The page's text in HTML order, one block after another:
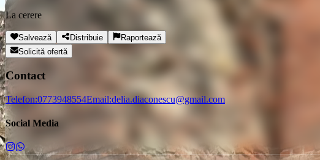
La cerere
Salvează Distribuie
Raportează
Solicită ofertă
Contact
Telefon:0773948554Email:delia.diaconescu@gmail.com
Social Media